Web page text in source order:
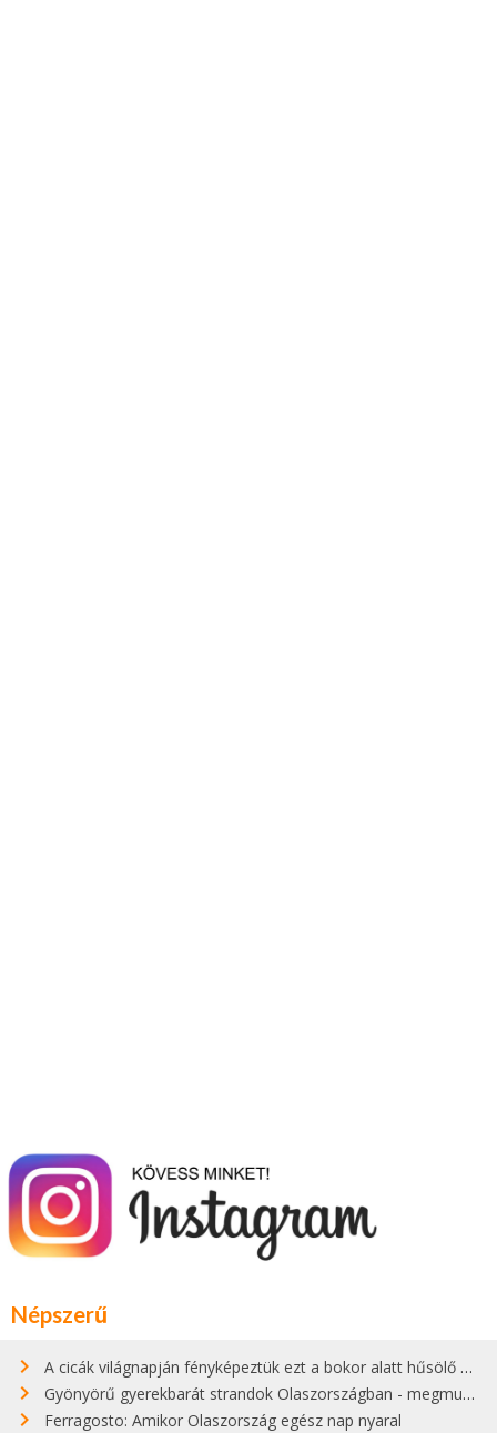
Népszerű
A cicák világnapján fényképeztük ezt a bokor alatt hűsölő cicát Kisorosziban
Gyönyörű gyerekbarát strandok Olaszországban - megmutatjuk a 15 legjobbat
Ferragosto: Amikor Olaszország egész nap nyaral